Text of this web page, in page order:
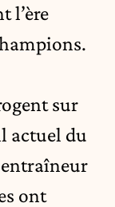
l’ère
sur
actuel du
ont